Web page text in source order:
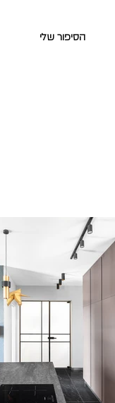
הסיפור שלי